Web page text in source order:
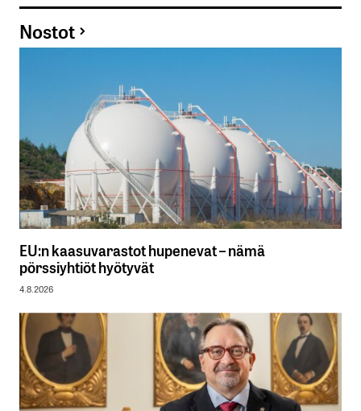
Nostot
EU:n kaasuvarastot hupenevat – nämä
pörssiyhtiöt hyötyvät
4.8.2026